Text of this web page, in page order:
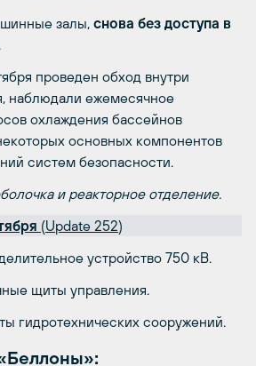
залы, снова без доступа в
.
проведен обход внутри
наблюдали ежемесячное
охлаждения бассейнов
основных компонентов
систем безопасности.
и реакторное отделение.
(Update 252)
устройство 750 кВ.
щиты управления.
гидротехнических сооружений.